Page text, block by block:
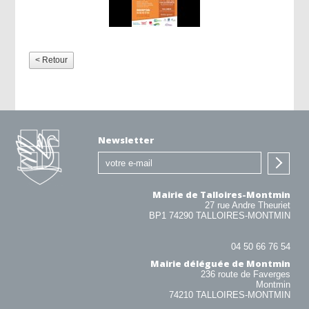
< Retour
Newsletter
Mairie de Talloires-Montmin
27 rue Andre Theuriet
BP1 74290 TALLOIRES-MONTMIN
04 50 66 76 54
Mairie déléguée de Montmin
236 route de Faverges
Montmin
74210 TALLOIRES-MONTMIN